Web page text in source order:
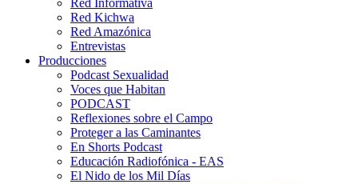
Red Informativa
Red Kichwa
Red Amazónica
Entrevistas
Producciones
Podcast Sexualidad
Voces que Habitan
PODCAST
Reflexiones sobre el Campo
Proteger a las Caminantes
En Shorts Podcast
Educación Radiofónica - EAS
El Nido de los Mil Días